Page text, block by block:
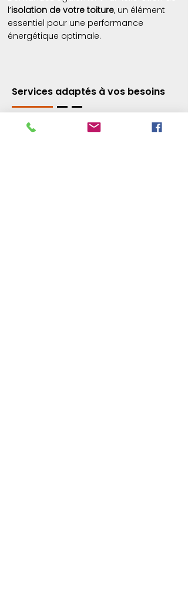
l’isolation de votre toiture, un élément
essentiel pour une performance
énergétique optimale.
Services adaptés à vos besoins
Propriétaire d’une maison neuve ou